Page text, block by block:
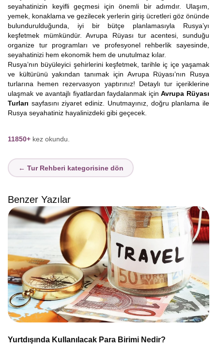
seyahatinizin keyifli geçmesi için önemli bir adımdır. Ulaşım,
yemek, konaklama ve gezilecek yerlerin giriş ücretleri göz önünde
bulundurulduğunda, iyi bir bütçe planlamasıyla Rusya’yı
keşfetmek mümkündür. Avrupa Rüyası tur acentesi, sunduğu
organize tur programları ve profesyonel rehberlik sayesinde,
seyahatinizi hem ekonomik hem de unutulmaz kılar.
Rusya’nın büyüleyici şehirlerini keşfetmek, tarihle iç içe yaşamak
ve kültürünü yakından tanımak için Avrupa Rüyası’nın Rusya
turlarına hemen rezervasyon yaptırınız! Detaylı tur içeriklerine
ulaşmak ve avantajlı fiyatlardan faydalanmak içinAvrupa Rüyası
Turları sayfasını ziyaret ediniz. Unutmayınız, doğru planlama ile
Rusya seyahatiniz hayalinizdeki gibi geçecek.
11850+ kez okundu.
← Tur Rehberi kategorisine dön
Benzer Yazılar
Yurtdışında Kullanılacak Para Birimi Nedir?